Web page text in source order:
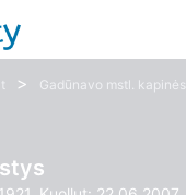
> Gadūnavo mstl. kapinės